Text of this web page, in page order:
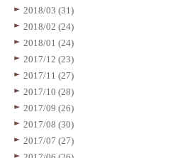
2018/03 (31)
2018/02 (24)
2018/01 (24)
2017/12 (23)
2017/11 (27)
2017/10 (28)
2017/09 (26)
2017/08 (30)
2017/07 (27)